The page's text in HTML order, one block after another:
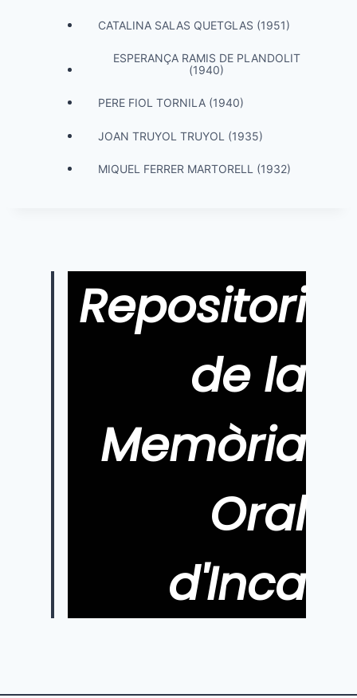
CATALINA SALAS QUETGLAS (1951)
ESPERANÇA RAMIS DE PLANDOLIT
(1940)
PERE FIOL TORNILA (1940)
JOAN TRUYOL TRUYOL (1935)
MIQUEL FERRER MARTORELL (1932)
Repositori
de la
Memòria
Oral
d'Inca